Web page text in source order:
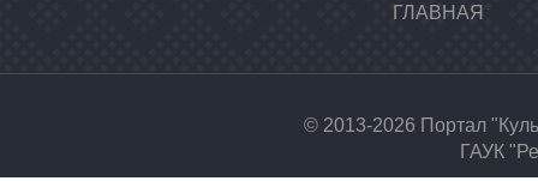
ГЛАВНАЯ
© 2013-2026 Портал
ГАУК